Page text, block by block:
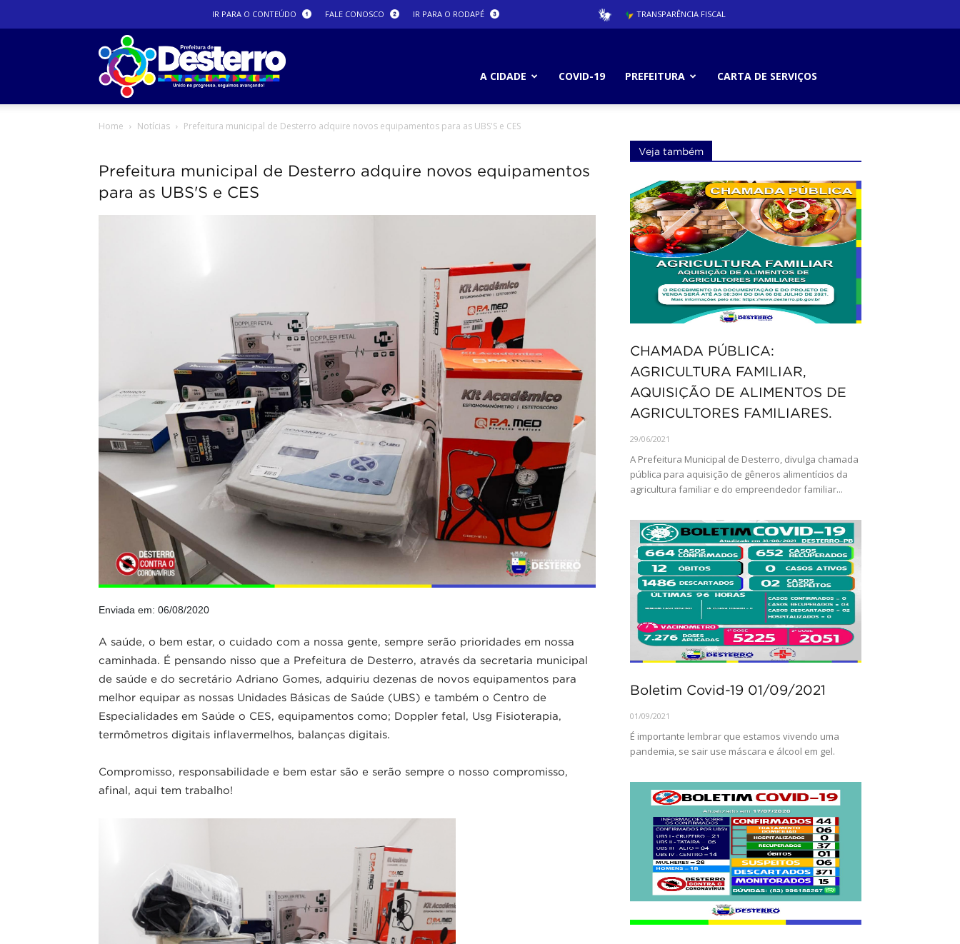
IR PARA O CONTEÚDO FALE CONOSCO IR PARA O RODAPÉ TRANSPARÊNCIA FISCAL
Prefeitura
A CIDADE COVID-19 PREFEITURA CARTA DE SERVIÇOS
Home Notícias Prefeitura municipal de Desterro adquire novos equipamentos para as UBS'S e CES
Prefeitura municipal de Desterro adquire novos equipamentos
para as UBS'S e CES
Enviada em: 06/08/2020
A saúde, o bem estar, o cuidado com a nossa gente, sempre serão prioridades em nossa
caminhada. É pensando nisso que a Prefeitura de Desterro, através da secretaria municipal
de saúde e do secretário Adriano Gomes, adquiriu dezenas de novos equipamentos para
melhor equipar as nossas Unidades Básicas de Saúde (UBS) e também o Centro de
Especialidades em Saúde o CES, equipamentos como; Doppler fetal, Usg Fisioterapia,
termômetros digitais inflavermelhos, balanças digitais.
Compromisso, responsabilidade e bem estar são e serão sempre o nosso compromisso,
afinal, aqui tem trabalho!
Veja também
CHAMADA PÚBLICA:
AGRICULTURA FAMILIAR,
AQUISIÇÃO DE ALIMENTOS DE
AGRICULTORES FAMILIARES.
29/06/2021
A Prefeitura Municipal de Desterro, divulga chamada
pública para aquisição de gêneros alimentícios da
agricultura familiar e do empreendedor familiar...
Boletim Covid-19 01/09/2021
01/09/2021
É importante lembrar que estamos vivendo uma
pandemia, se sair use máscara e álcool em gel.